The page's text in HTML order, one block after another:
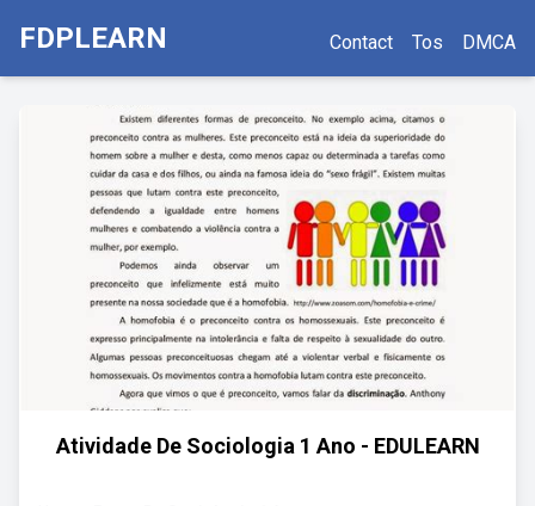
FDPLEARN Contact Tos DMCA
Atividade De Sociologia 1 Ano - EDULEARN